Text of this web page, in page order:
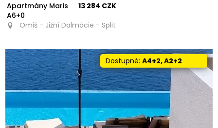
Apartmány Maris
A6+0
13 284 CZK
Omiš - Jižní Dalmácie - Split
Dostupné:A4+2, A2+2